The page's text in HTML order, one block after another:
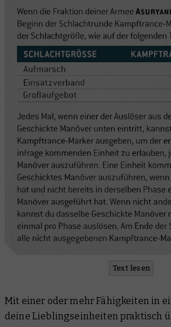
Text lesen
Mit einer oder mehr Fähigkeiten in
deine Lieblingseinheiten praktisch